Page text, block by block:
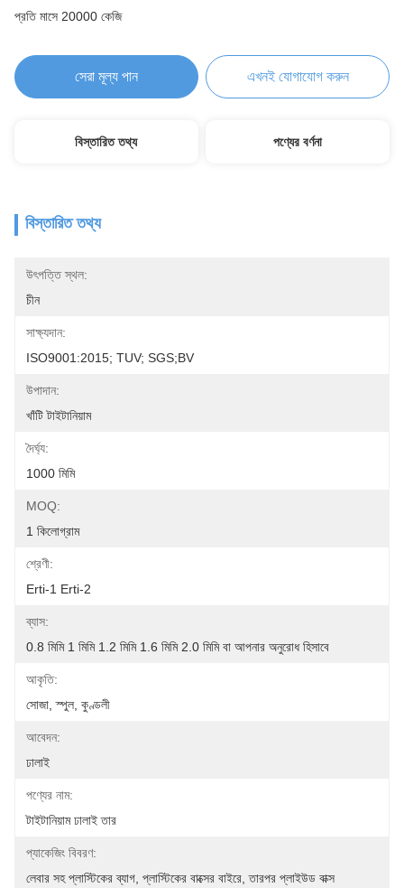
প্রতি মাসে 20000 কেজি
সেরা মূল্য পান এখনই যোগাযোগ করুন
বিস্তারিত তথ্য পণ্যের বর্ণনা
বিস্তারিত তথ্য
উৎপত্তি স্থল:
চীন
সাক্ষ্যদান:
ISO9001:2015; TUV; SGS;BV
উপাদান:
খাঁটি টাইটানিয়াম
দৈর্ঘ্য:
1000 মিমি
MOQ:
1 কিলোগ্রাম
শ্রেণী:
Erti-1 Erti-2
ব্যাস:
0.8 মিমি 1 মিমি 1.2 মিমি 1.6 মিমি 2.0 মিমি বা আপনার অনুরোধ হিসাবে
আকৃতি:
সোজা, স্পুল, কুণ্ডলী
আবেদন:
ঢালাই
পণ্যের নাম:
টাইটানিয়াম ঢালাই তার
প্যাকেজিং বিবরণ:
লেবার সহ প্লাস্টিকের ব্যাগ, প্লাস্টিকের বাক্সের বাইরে, তারপর প্লাইউড বাক্স